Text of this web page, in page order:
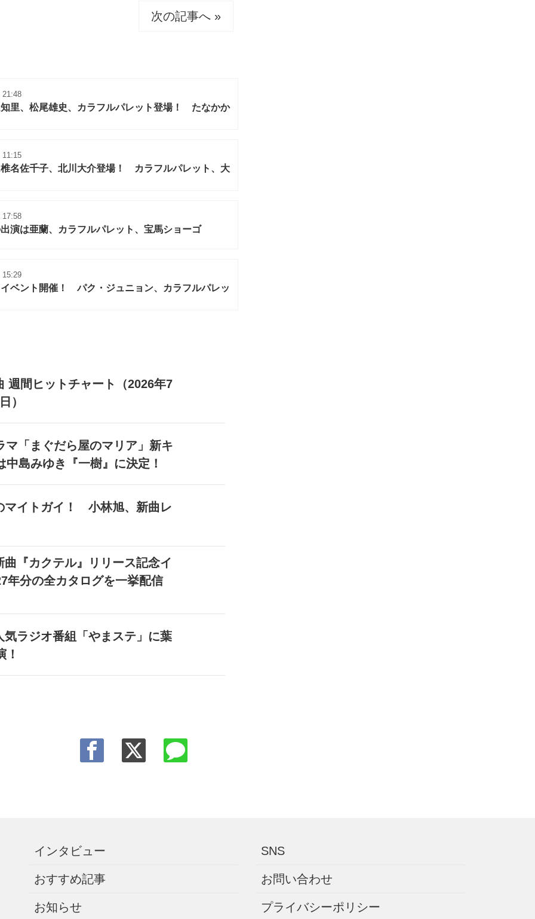
次の記事へ »
21:48
里、松尾雄史、カラフルパレット登場！ たなかか
11:15
名佐千子、北川大介登場！ カラフルパレット、大
17:58
演は亜蘭、カラフルパレット、宝馬ショーゴ
15:29
ベント開催！ パク・ジュニョン、カラフルパレッ
週間ヒットチャート（2026年7
）
マ「まぐだら屋のマリア」新キ
島みゆき『一樹』に決定！
マイトガイ！ 小林旭、新曲レ
曲『カクテル』リリース記念イ
分の全カタログを一挙配信
気ラジオ番組「やまステ」に葉
インタビュー
おすすめ記事
お知らせ
SNS
お問い合わせ
プライバシーポリシー